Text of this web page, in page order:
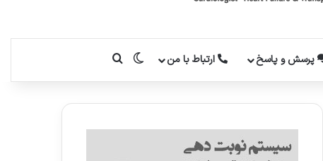
پرسش و پاسخ ارتباط با من تغییر پوسته